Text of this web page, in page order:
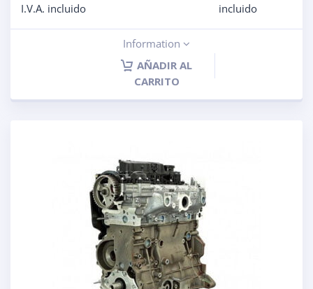
I.V.A. incluido
incluido
Information
AÑADIR AL
CARRITO